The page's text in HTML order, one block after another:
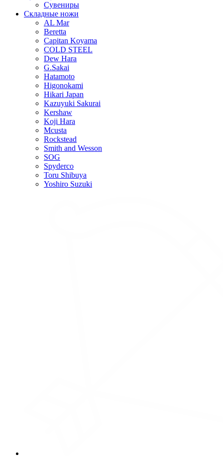
Сувениры
Складные ножи
AL Mar
Beretta
Capitan Koyama
COLD STEEL
Dew Hara
G.Sakai
Hatamoto
Higonokami
Hikari Japan
Kazuyuki Sakurai
Kershaw
Koji Hara
Mcusta
Rockstead
Smith and Wesson
SOG
Spyderco
Toru Shibuya
Yoshiro Suzuki